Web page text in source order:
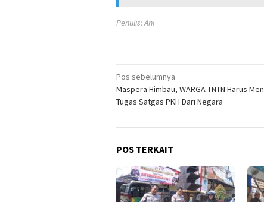
Penulis: Ani
Navigasi
pos
Pos sebelumnya
Maspera Himbau, WARGA TNTN Harus
Tugas Satgas PKH Dari Negara
POS TERKAIT